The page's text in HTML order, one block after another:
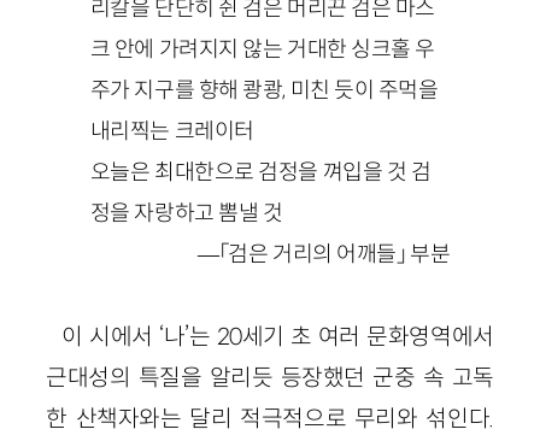
리칼을 단단히 쥔 검은 머리끈 검은 마스
크 안에 가려지지 않는 거대한 싱크홀 우
주가 지구를 향해 쾅쾅, 미친 듯이 주먹을
내리찍는 크레이터
오늘은 최대한으로 검정을 껴입을 것 검
정을 자랑하고 뽐낼 것
—「검은 거리의 어깨들」 부분
이 시에서 ‘나’는 20세기 초 여러 문화영역에서
근대성의 특질을 알리듯 등장했던 군중 속 고독
한 산책자와는 달리 적극적으로 무리와 섞인다.